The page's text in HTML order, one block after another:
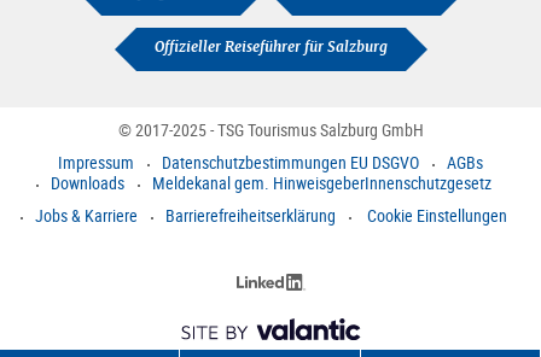
Offizieller Reiseführer für Salzburg
© 2017-2025 - TSG Tourismus Salzburg GmbH
Impressum
Datenschutzbestimmungen EU DSGVO
AGBs
Downloads
Meldekanal gem. HinweisgeberInnenschutzgesetz
Jobs & Karriere
Barrierefreiheitserklärung Cookie Einstellungen